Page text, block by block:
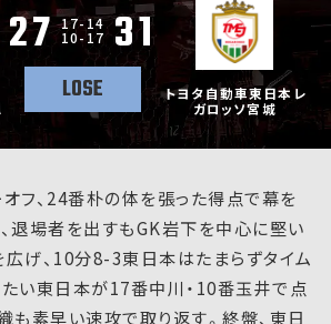
27
トヨタ自動車東日本レ
ガロッソ宮城
31
LOSE
17-14
10-17
フ、24番朴の体を張った得点で幕を
退場者を出すもGK岩下を中心に堅い
げ、10分8-3東日本はたまらずタイム
い東日本が17番中川・10番玉井で点
も素早い速攻で取り返す。終盤、東日